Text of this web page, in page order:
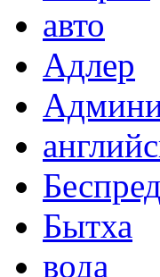
авто
Адлер
Бытха
вода